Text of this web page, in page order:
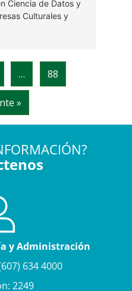
y Administración
634 4000
2249